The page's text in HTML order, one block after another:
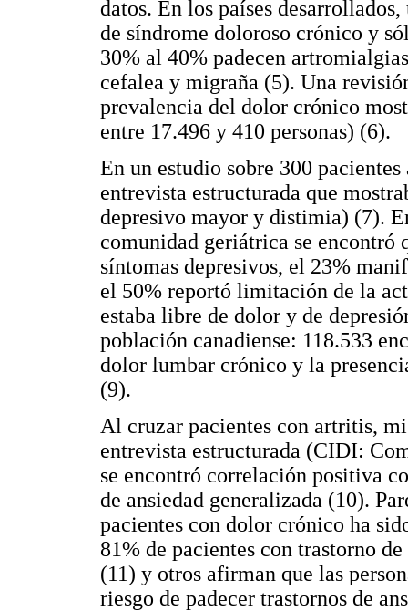
datos. En los países
de síndrome doloroso crónico y
30% al 40% padecen
cefalea y migraña (5). Una
prevalencia del dolor crónico
entre 17.496 y 410 personas) (6).
En un estudio sobre 300
entrevista estructurada que
depresivo mayor y distimia) (7).
comunidad geriátrica se encontró
síntomas depresivos, el 23%
el 50% reportó limitación de la
estaba libre de dolor y de
población canadiense: 118.533
dolor lumbar crónico y la
(9).
Al cruzar pacientes con artritis,
entrevista estructurada (CIDI:
se encontró correlación positiva
de ansiedad generalizada (10).
pacientes con dolor crónico ha
81% de pacientes con trastorno
(11) y otros afirman que las
riesgo de padecer trastornos de